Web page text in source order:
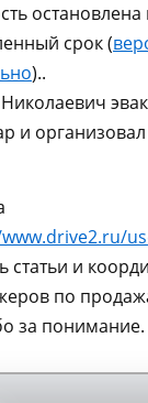
остановлена
срок (
)..
и
статьи и
по
за понимание.